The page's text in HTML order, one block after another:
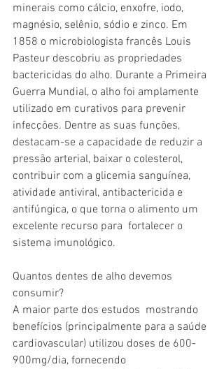
minerais como cálcio, enxofre, iodo,
magnésio, selênio, sódio e zinco. Em
1858 o microbiologista francês Louis
Pasteur descobriu as propriedades
bactericidas do alho. Durante a Primeira
Guerra Mundial, o alho foi amplamente
utilizado em curativos para prevenir
infecções. Dentre as suas funções,
destacam-se a capacidade de reduzir a
pressão arterial, baixar o colesterol,
contribuir com a glicemia sanguínea,
atividade antiviral, antibactericida e
antifúngica, o que torna o alimento um
excelente recurso para  fortalecer o
sistema imunológico.
Quantos dentes de alho devemos
consumir?
A maior parte dos estudos  mostrando
benefícios (principalmente para a saúde
cardiovascular) utilizou doses de 600-
900mg/dia, fornecendo